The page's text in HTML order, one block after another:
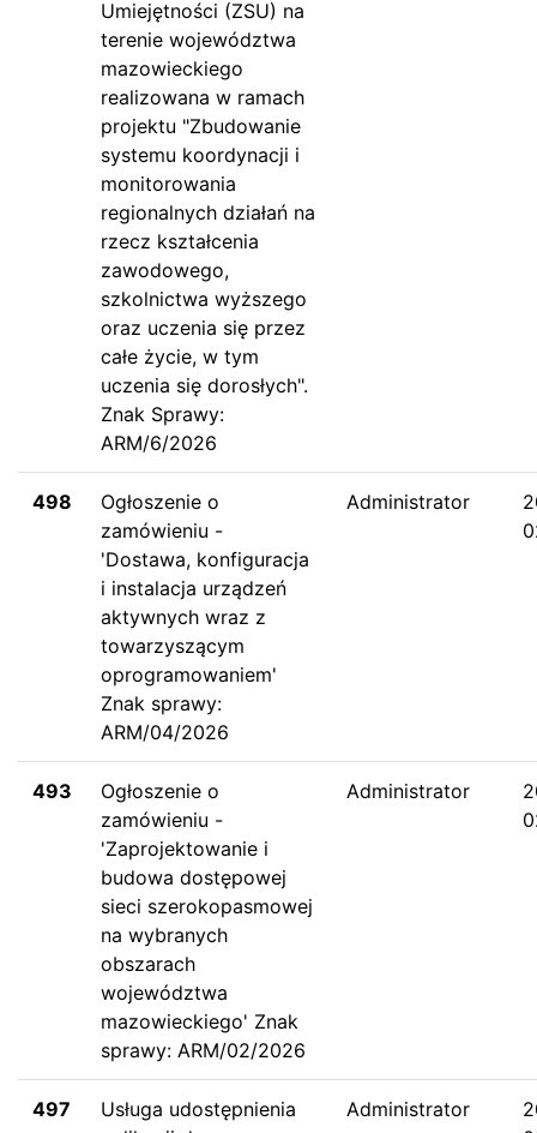
Umiejętności (ZSU) na
terenie województwa
mazowieckiego
realizowana w ramach
projektu "Zbudowanie
systemu koordynacji i
monitorowania
regionalnych działań na
rzecz kształcenia
zawodowego,
szkolnictwa wyższego
oraz uczenia się przez
całe życie, w tym
uczenia się dorosłych".
Znak Sprawy:
ARM/6/2026
498
Ogłoszenie o
zamówieniu -
'Dostawa, konfiguracja
i instalacja urządzeń
aktywnych wraz z
towarzyszącym
oprogramowaniem'
Znak sprawy:
ARM/04/2026
Administrator
493
Ogłoszenie o
zamówieniu -
'Zaprojektowanie i
budowa dostępowej
sieci szerokopasmowej
na wybranych
obszarach
województwa
mazowieckiego' Znak
sprawy: ARM/02/2026
Administrator
497
Usługa udostępnienia
Administrator